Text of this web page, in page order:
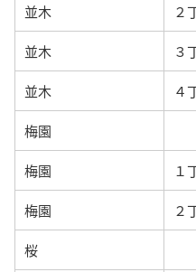
並木 ２
並木 ３
並木 ４
梅園
梅園 １
梅園 ２
桜